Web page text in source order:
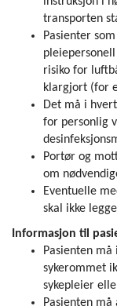
transporten
Pasienter
risiko for
klargjort (for
Det må i
for personlig
Portør og
om
Eventuelle
skal ikke
Informasjon til
Pasienten
sykerommet
sykepleier
Pasienten